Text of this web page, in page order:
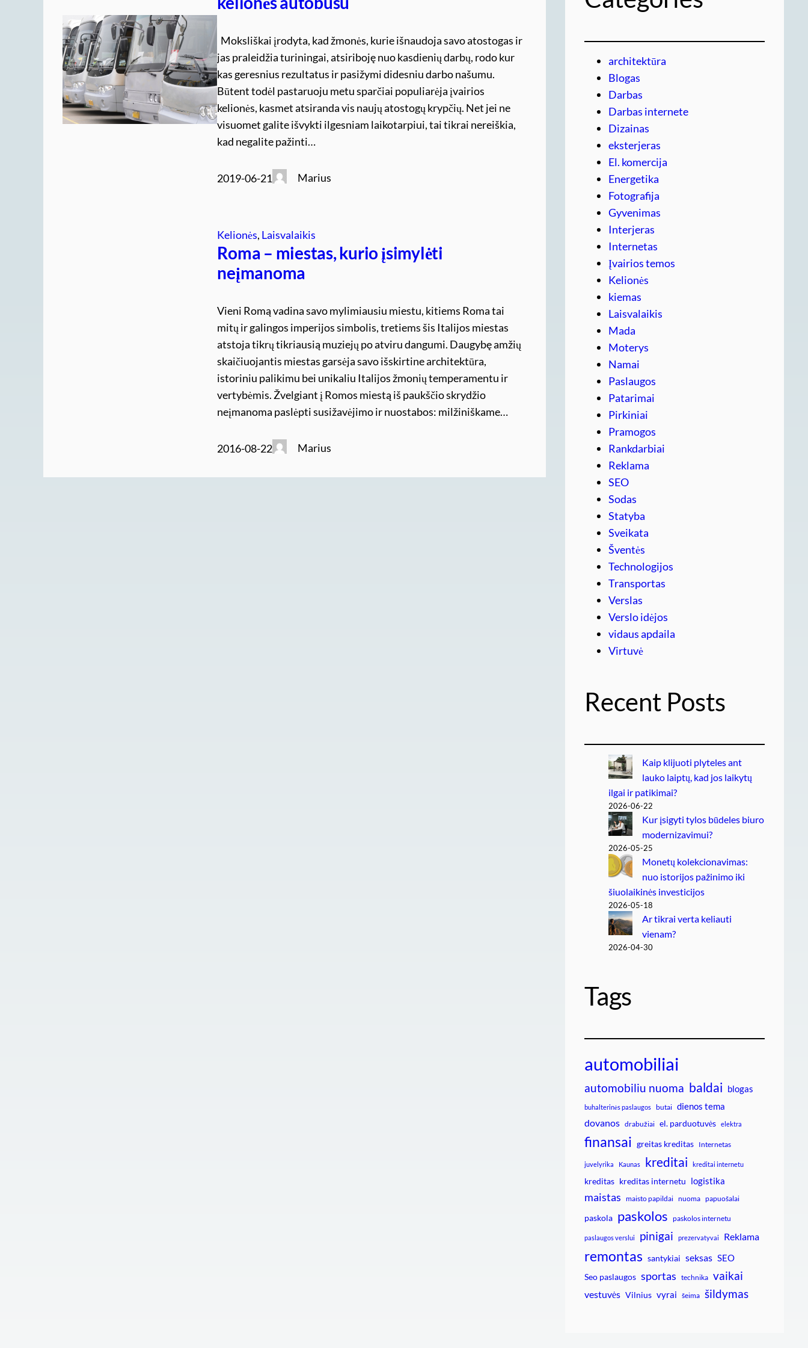
Moksliškai įrodyta, kad žmonės, kurie išnaudoja savo atostogas ir
jas praleidžia turiningai, atsiriboję nuo kasdienių darbų, rodo kur
kas geresnius rezultatus ir pasižymi didesniu darbo našumu.
Būtent todėl pastaruoju metu sparčiai populiarėja įvairios
kelionės, kasmet atsiranda vis naujų atostogų krypčių. Net jei ne
visuomet galite išvykti ilgesniam laikotarpiui, tai tikrai nereiškia,
kad negalite pažinti…
2019-06-21 Marius
Kelionės, Laisvalaikis
Roma – miestas, kurio įsimylėti
neįmanoma
Vieni Romą vadina savo mylimiausiu miestu, kitiems Roma tai
mitų ir galingos imperijos simbolis, tretiems šis Italijos miestas
atstoja tikrų tikriausią muziejų po atviru dangumi. Daugybę amžių
skaičiuojantis miestas garsėja savo išskirtine architektūra,
istoriniu palikimu bei unikaliu Italijos žmonių temperamentu ir
vertybėmis. Žvelgiant į Romos miestą iš paukščio skrydžio
neįmanoma paslėpti susižavėjimo ir nuostabos: milžiniškame…
2016-08-22 Marius
architektūra
Blogas
Darbas
Darbas internete
Dizainas
eksterjeras
El. komercija
Energetika
Fotografija
Gyvenimas
Interjeras
Internetas
Įvairios temos
Kelionės
kiemas
Laisvalaikis
Mada
Moterys
Namai
Paslaugos
Patarimai
Pirkiniai
Pramogos
Rankdarbiai
Reklama
SEO
Sodas
Statyba
Sveikata
Šventės
Technologijos
Transportas
Verslas
Verslo idėjos
vidaus apdaila
Virtuvė
Recent Posts
Kaip klijuoti plyteles ant
lauko laiptų, kad jos laikytų
ilgai ir patikimai?
2026-06-22
Kur įsigyti tylos būdeles biuro
modernizavimui?
2026-05-25
Monetų kolekcionavimas:
nuo istorijos pažinimo iki
šiuolaikinės investicijos
2026-05-18
Ar tikrai verta keliauti
vienam?
2026-04-30
Tags
automobiliai
automobiliu nuoma baldai blogas
buhalterinės paslaugos butai dienos tema
dovanos drabužiai el. parduotuvės elektra
finansai greitas kreditas Internetas
juvelyrika Kaunas kreditai kreditai internetu
kreditas kreditas internetu logistika
maistas maisto papildai nuoma papuošalai
paskola paskolos paskolos internetu
paslaugos verslui pinigai prezervatyvai Reklama
remontas santykiai seksas SEO
Seo paslaugos sportas technika vaikai
vestuvės Vilnius vyrai šeima šildymas